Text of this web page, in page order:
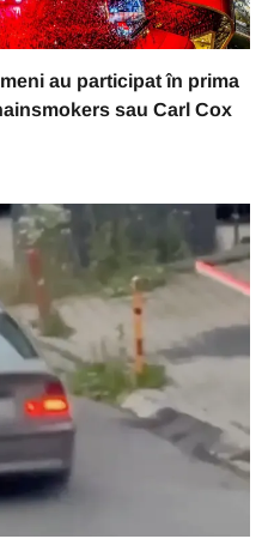
au participat în prima
sau Carl Cox